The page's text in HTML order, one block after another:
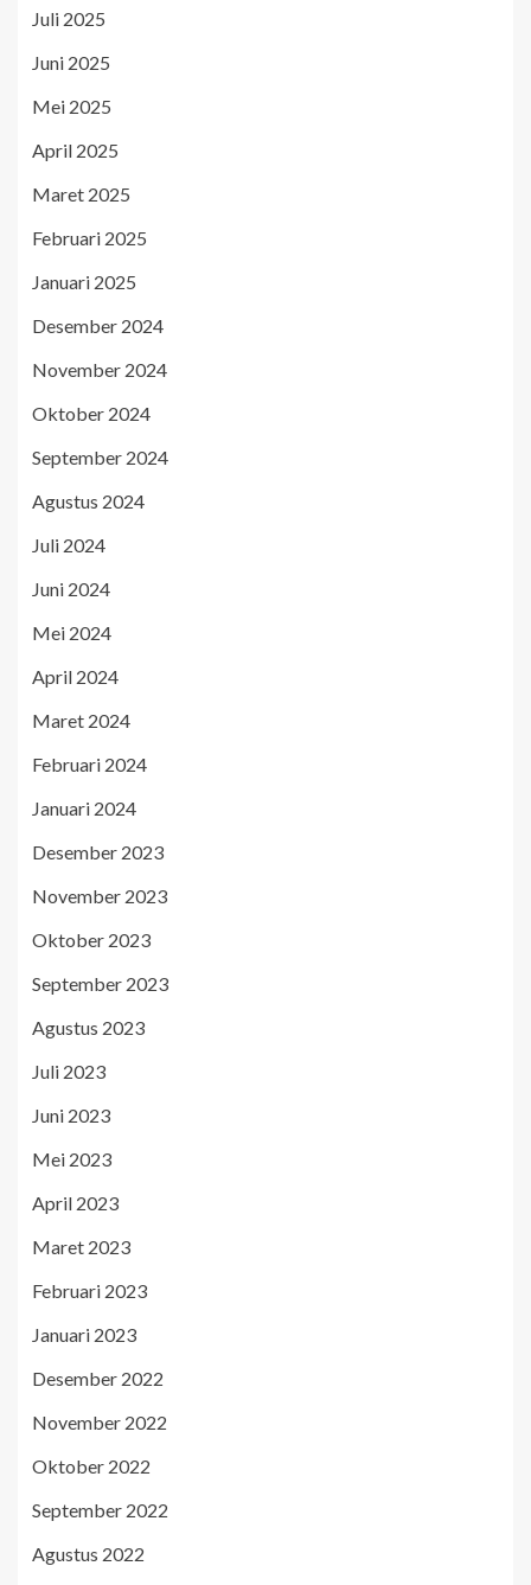
Juli 2025
Juni 2025
Mei 2025
April 2025
Maret 2025
Februari 2025
Januari 2025
Desember 2024
November 2024
Oktober 2024
September 2024
Agustus 2024
Juli 2024
Juni 2024
Mei 2024
April 2024
Maret 2024
Februari 2024
Januari 2024
Desember 2023
November 2023
Oktober 2023
September 2023
Agustus 2023
Juli 2023
Juni 2023
Mei 2023
April 2023
Maret 2023
Februari 2023
Januari 2023
Desember 2022
November 2022
Oktober 2022
September 2022
Agustus 2022